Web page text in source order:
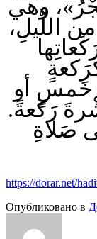
وهي
اللَّيلِ،
خَمسٍ أو
رَكعةً.
صَلاةِ
https://dorar.net/
Опубликовано в